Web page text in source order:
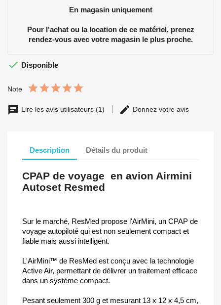
En magasin uniquement
Pour l'achat ou la location de ce matériel, prenez
rendez-vous avec votre magasin le plus proche.
 Disponible
Note
Lire les avis utilisateurs (1) Donnez votre avis
Description Détails du produit
CPAP de voyage en avion Airmini
Autoset Resmed
Sur le marché, ResMed propose l'AirMini, un CPAP de
voyage autopiloté qui est non seulement compact et
fiable mais aussi intelligent.
L'AirMini™ de ResMed est conçu avec la technologie
Active Air, permettant de délivrer un traitement efficace
dans un système compact.
Pesant seulement 300 g et mesurant 13 x 12 x 4,5 cm,